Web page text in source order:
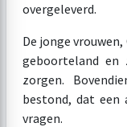
overgeleverd.
De jonge
geboorteland en
zorgen.
bestond, dat een
vragen.